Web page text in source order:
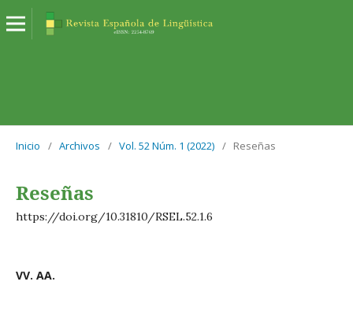
Inicio / Archivos / Vol. 52 Núm. 1 (2022) / Reseñas
Reseñas
https://doi.org/10.31810/RSEL.52.1.6
VV. AA.